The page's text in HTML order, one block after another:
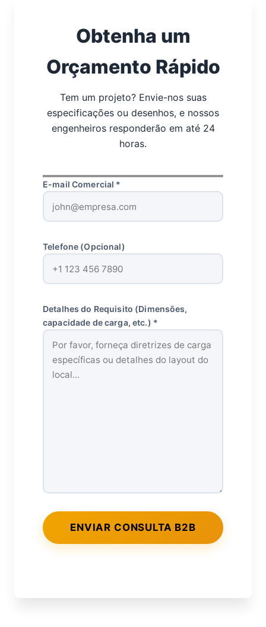
Obtenha um
Orçamento Rápido
Tem um projeto? Envie-nos suas
especificações ou desenhos, e nossos
engenheiros responderão em até 24
horas.
E-mail Comercial *
Telefone (Opcional)
Detalhes do Requisito (Dimensões,
capacidade de carga, etc.) *